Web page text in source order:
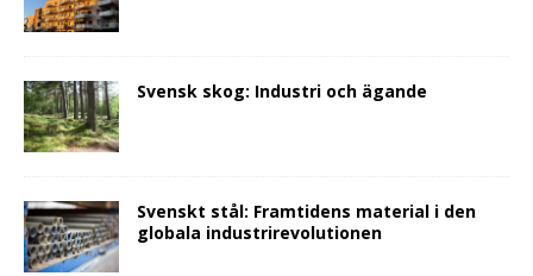
Svensk skog: Industri och ägande
Svenskt stål: Framtidens material i den
globala industrirevolutionen